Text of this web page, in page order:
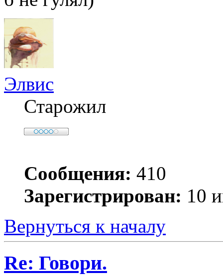
Элвис
Старожил
Сообщения: 410
Зарегистрирован: 10
Вернуться к началу
Re: Говори.